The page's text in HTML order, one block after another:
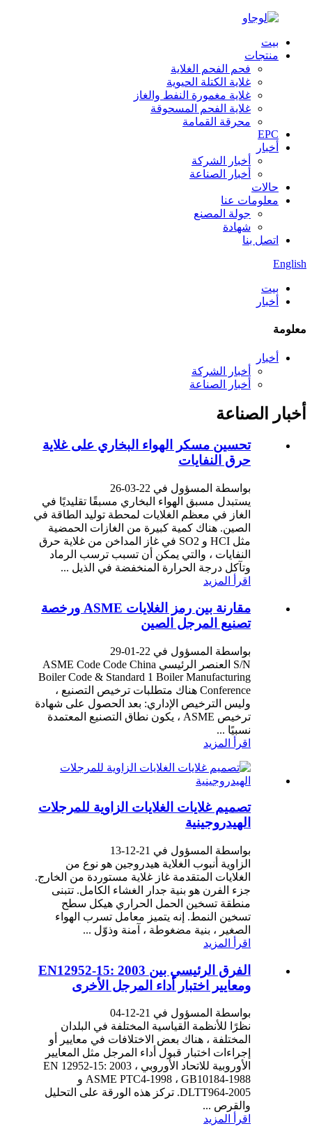
بيت
منتجات
فحم الفحم الغلاية
غلاية الكتلة الحيوية
غلاية مغمورة النفط والغاز
غلاية الفحم المسحوقة
محرقة القمامة
EPC
أخبار
أخبار الشركة
أخبار الصناعة
حالات
معلومات عنا
جولة المصنع
شهادة
اتصل بنا
English
بيت
أخبار
معلومة
أخبار
أخبار الشركة
أخبار الصناعة
أخبار الصناعة
تحسين مسكر الهواء البخاري على غلاية
حرق النفايات
بواسطة المسؤول في 22-03-26
يستبدل مسبق الهواء البخاري مسبقًا تقليديًا في
الغاز في معظم الغلايات لمحطة توليد الطاقة في
الصين. هناك كمية كبيرة من الغازات الحمضية
مثل HCI و SO2 في غاز المداخن من غلاية حرق
النفايات ، والتي يمكن أن تسبب ترسب الرماد
وتآكل درجة الحرارة المنخفضة في الذيل ...
اقرأ المزيد
مقارنة بين رمز الغلايات ASME ورخصة
تصنيع المرجل الصين
بواسطة المسؤول في 22-01-29
S/N العنصر الرئيسي ASME Code Code China
Boiler Code & Standard 1 Boiler Manufacturing
Conference هناك متطلبات ترخيص التصنيع ،
وليس الترخيص الإداري: بعد الحصول على شهادة
ترخيص ASME ، يكون نطاق التصنيع المعتمدة
نسبيًا ...
اقرأ المزيد
تصميم غلايات الغلايات الزاوية للمرجلات
الهيدروجينية
بواسطة المسؤول في 21-12-13
الزاوية أنبوب الغلاية هيدروجين هو نوع من
الغلايات المتقدمة غاز غلاية مستوردة من الخارج.
جزء الفرن هو بنية جدار الغشاء الكامل. تتبنى
منطقة تسخين الحمل الحراري هيكل سطح
تسخين النمط. إنه يتميز معامل تسرب الهواء
الصغير ، بنية مضغوطة ، آمنة وذوّل ...
اقرأ المزيد
الفرق الرئيسي بين EN12952-15: 2003
ومعايير اختبار أداء المرجل الأخرى
بواسطة المسؤول في 21-12-04
نظرًا للأنظمة القياسية المختلفة في البلدان
المختلفة ، هناك بعض الاختلافات في معايير أو
إجراءات اختبار قبول أداء المرجل مثل المعايير
الأوروبية للاتحاد الأوروبي EN 12952-15: 2003 ،
ASME PTC4-1998 ، GB10184-1988 و
DLTT964-2005. تركز هذه الورقة على التحليل
والقرص ...
اقرأ المزيد